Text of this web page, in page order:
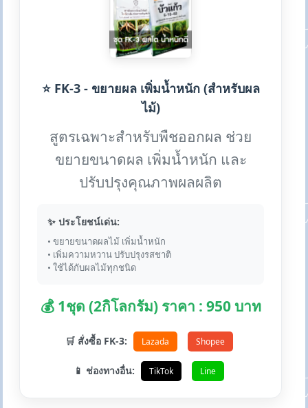
⭐ FK-3 - ขยายผล เพิ่มน้ำหนัก (สำหรับผล
ไม้)
สูตรเฉพาะสำหรับพืชออกผล ช่วย
ขยายขนาดผล เพิ่มน้ำหนัก และ
ปรับปรุงคุณภาพผลผลิต
✨ ประโยชน์เด่น:
• ขยายขนาดผลไม้ เพิ่มน้ำหนัก
• เพิ่มความหวาน ปรับปรุงรสชาติ
• ใช้ได้กับผลไม้ทุกชนิด
💰 1ชุด (2กิโลกรัม) ราคา : 950 บาท
🛒 สั่งซื้อ FK-3: Lazada Shopee
📱 ช่องทางอื่น: TikTok Line